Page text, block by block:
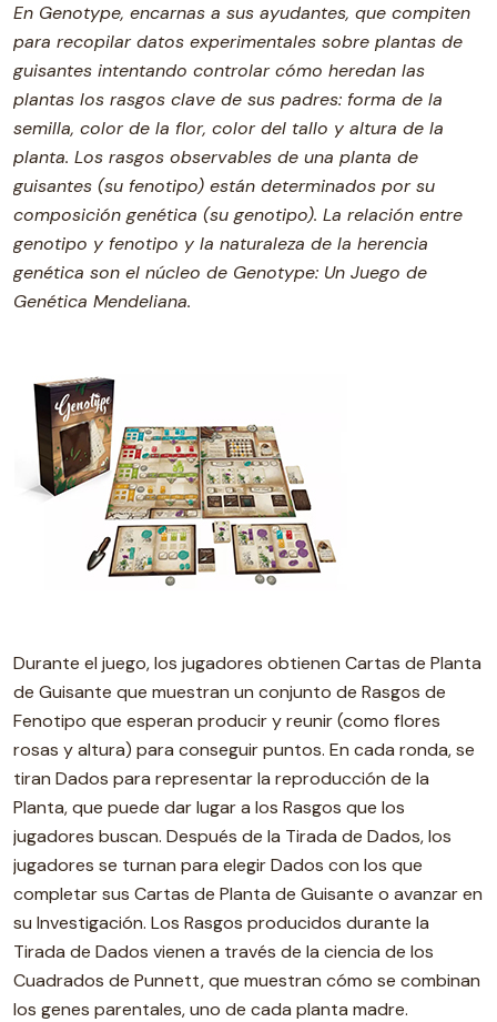
En Genotype, encarnas a sus ayudantes, que compiten
para recopilar datos experimentales sobre plantas de
guisantes intentando controlar cómo heredan las
plantas los rasgos clave de sus padres: forma de la
semilla, color de la flor, color del tallo y altura de la
planta. Los rasgos observables de una planta de
guisantes (su fenotipo) están determinados por su
composición genética (su genotipo). La relación entre
genotipo y fenotipo y la naturaleza de la herencia
genética son el núcleo de Genotype: Un Juego de
Genética Mendeliana.
Durante el juego, los jugadores obtienen Cartas de Planta
de Guisante que muestran un conjunto de Rasgos de
Fenotipo que esperan producir y reunir (como flores
rosas y altura) para conseguir puntos. En cada ronda, se
tiran Dados para representar la reproducción de la
Planta, que puede dar lugar a los Rasgos que los
jugadores buscan. Después de la Tirada de Dados, los
jugadores se turnan para elegir Dados con los que
completar sus Cartas de Planta de Guisante o avanzar en
su Investigación. Los Rasgos producidos durante la
Tirada de Dados vienen a través de la ciencia de los
Cuadrados de Punnett, que muestran cómo se combinan
los genes parentales, uno de cada planta madre.